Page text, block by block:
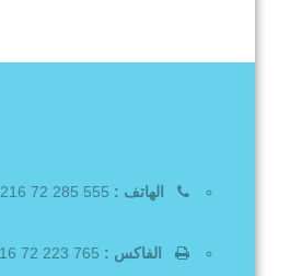
الهاتف :
الفاكس :